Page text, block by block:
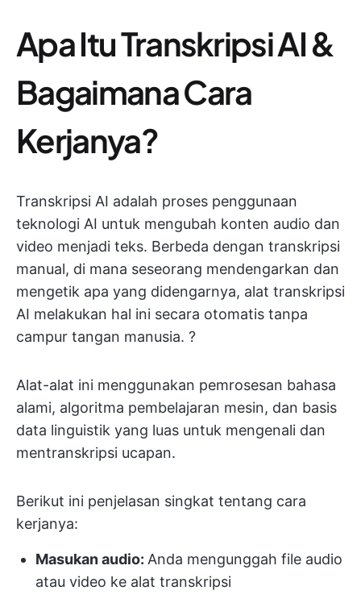
Apa Itu Transkripsi AI &
Bagaimana Cara
Kerjanya?
Transkripsi AI adalah proses penggunaan
teknologi AI untuk mengubah konten audio dan
video menjadi teks. Berbeda dengan transkripsi
manual, di mana seseorang mendengarkan dan
mengetik apa yang didengarnya, alat transkripsi
AI melakukan hal ini secara otomatis tanpa
campur tangan manusia. ?
Alat-alat ini menggunakan pemrosesan bahasa
alami, algoritma pembelajaran mesin, dan basis
data linguistik yang luas untuk mengenali dan
mentranskripsi ucapan.
Berikut ini penjelasan singkat tentang cara
kerjanya:
Masukan audio: Anda mengunggah file audio
atau video ke alat transkripsi